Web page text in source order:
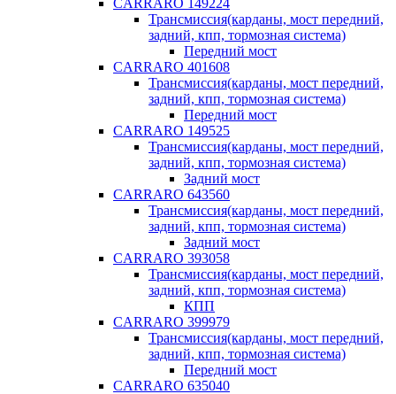
CARRARO 149224
Трансмиссия(карданы, мост передний,
задний, кпп, тормозная система)
Передний мост
CARRARO 401608
Трансмиссия(карданы, мост передний,
задний, кпп, тормозная система)
Передний мост
CARRARO 149525
Трансмиссия(карданы, мост передний,
задний, кпп, тормозная система)
Задний мост
CARRARO 643560
Трансмиссия(карданы, мост передний,
задний, кпп, тормозная система)
Задний мост
CARRARO 393058
Трансмиссия(карданы, мост передний,
задний, кпп, тормозная система)
КПП
CARRARO 399979
Трансмиссия(карданы, мост передний,
задний, кпп, тормозная система)
Передний мост
CARRARO 635040